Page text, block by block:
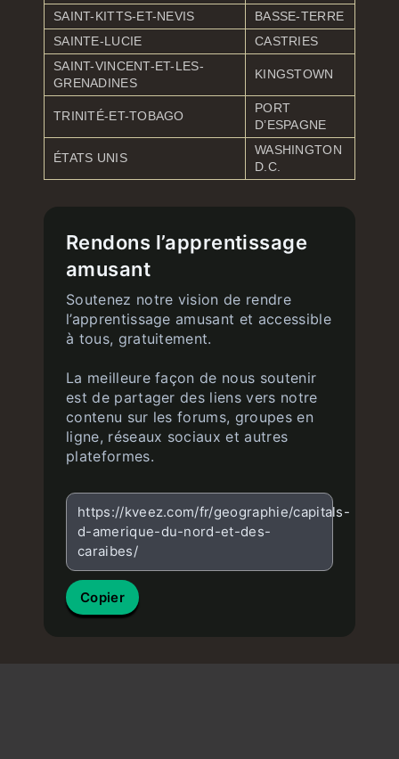
SAINT-KITTS-ET-NEVIS
BASSE-TERRE
SAINTE-LUCIE
CASTRIES
SAINT-VINCENT-ET-LES-
GRENADINES
KINGSTOWN
TRINITÉ-ET-TOBAGO
PORT
D’ESPAGNE
ÉTATS UNIS
WASHINGTON
D.C.
Rendons l’apprentissage
amusant
Soutenez notre vision de rendre
l’apprentissage amusant et accessible
à tous, gratuitement.
La meilleure façon de nous soutenir
est de partager des liens vers notre
contenu sur les forums, groupes en
ligne, réseaux sociaux et autres
plateformes.
https://kveez.com/fr/geographie/capitals-
d-amerique-du-nord-et-des-
caraibes/
Copier